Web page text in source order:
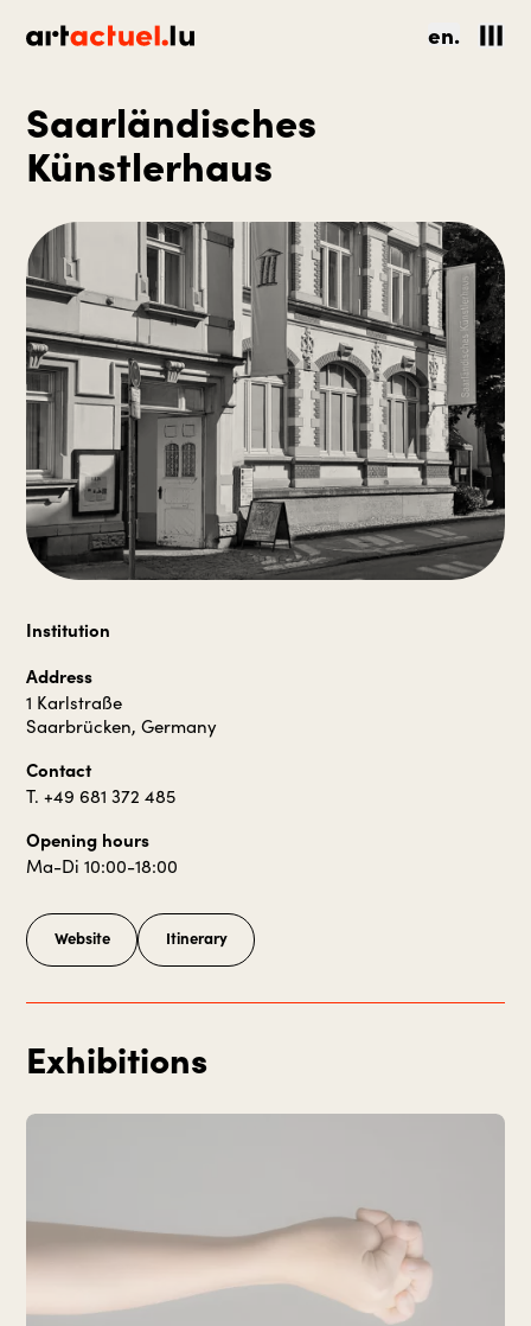
en.
Saarländisches
Künstlerhaus
Institution
Address
1 Karlstraße
Saarbrücken, Germany
Contact
T. +49 681 372 485
Opening hours
Ma-Di 10:00-18:00
Website Itinerary
Exhibitions